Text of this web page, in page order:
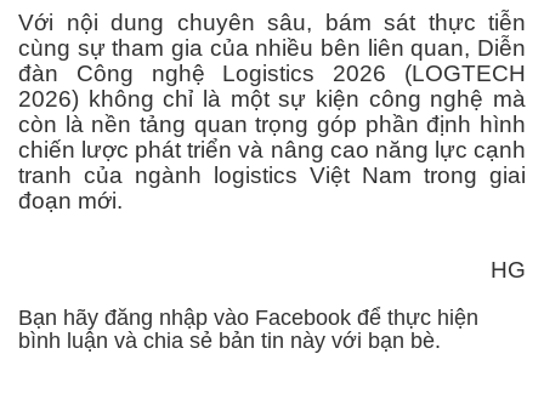
Với nội dung chuyên sâu, bám sát thực tiễn
cùng sự tham gia của nhiều bên liên quan, Diễn
đàn Công nghệ Logistics 2026 (LOGTECH
2026) không chỉ là một sự kiện công nghệ mà
còn là nền tảng quan trọng góp phần định hình
chiến lược phát triển và nâng cao năng lực cạnh
tranh của ngành logistics Việt Nam trong giai
đoạn mới.
HG
Bạn hãy đăng nhập vào Facebook để thực hiện
bình luận và chia sẻ bản tin này với bạn bè.